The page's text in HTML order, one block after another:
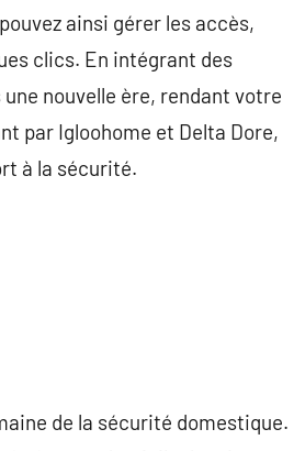
ainsi gérer les accès,
clics. En intégrant des
nouvelle ère, rendant votre
par Igloohome et Delta Dore,
à la sécurité.
de la sécurité domestique.